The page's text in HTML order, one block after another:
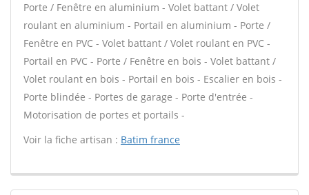
Porte / Fenêtre en aluminium - Volet battant / Volet
roulant en aluminium - Portail en aluminium - Porte /
Fenêtre en PVC - Volet battant / Volet roulant en PVC -
Portail en PVC - Porte / Fenêtre en bois - Volet battant /
Volet roulant en bois - Portail en bois - Escalier en bois -
Porte blindée - Portes de garage - Porte d'entrée -
Motorisation de portes et portails -
Voir la fiche artisan : Batim france